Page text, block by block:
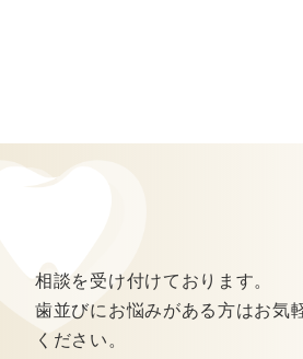
相談を受け付けております。
歯並びにお悩みがある方はお気
ください。